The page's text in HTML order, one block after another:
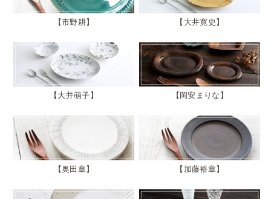
市野耕 大井寛史
大井萌子 岡安まりな
奥田章 加藤裕章